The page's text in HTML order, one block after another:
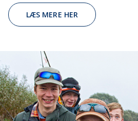
LÆS MERE HER